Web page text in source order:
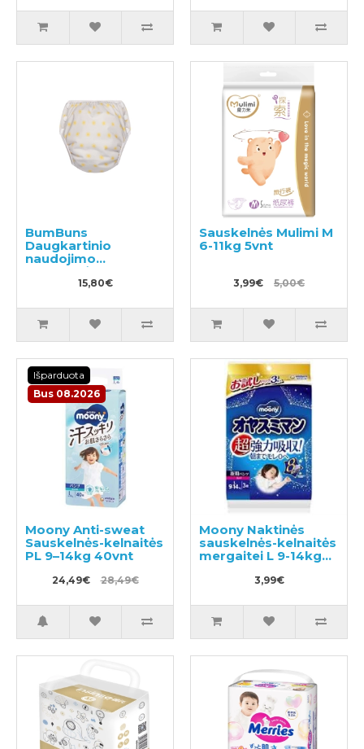
BumBuns
Daugkartinio
naudojimo
sauskelnės
plaukimui ir tualeto
15,80€
Sauskelnės Mulimi M
6-11kg 5vnt
3,99€ 5,00€
Išparduota
Bus 08.2026
Moony Anti-sweat
Sauskelnės-kelnaitės
PL 9–14kg 40vnt
24,49€ 28,49€
Moony Naktinės
sauskelnės-kelnaitės
mergaitei L 9-14kg
3,99€